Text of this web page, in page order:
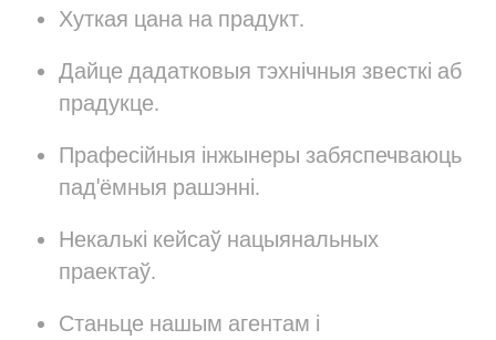
Хуткая цана на прадукт.
Дайце дадатковыя тэхнічныя звесткі аб
прадукце.
Прафесійныя інжынеры забяспечваюць
пад'ёмныя рашэнні.
Некалькі кейсаў нацыянальных
праектаў.
Станьце нашым агентам і